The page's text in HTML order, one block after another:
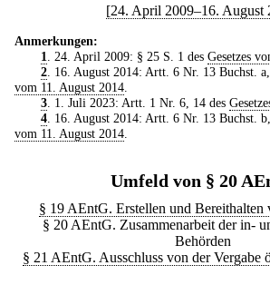
[24. April 2009–16. August
Anmerkungen:
1
. 24. April 2009: § 25 S. 1 des Gesetzes
2. 16. August 2014: Artt. 6 Nr. 13 Buchst.
vom 11. August 2014
3. 1. Juli 2023: Artt. 1 Nr. 6, 14 des
4. 16. August 2014: Artt. 6 Nr. 13 Buchst.
vom 11. August 2014
Umfeld von § 20
§ 19 AEntG. Erstellen und Bereithalten
§ 20 AEntG. Zusammenarbeit der in-
Behörden
§ 21 AEntG. Ausschluss von der Vergabe